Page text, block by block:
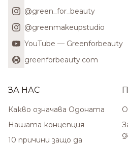
@green_for_beauty
@greenmakeupstudio
YouTube — Greenforbeauty
greenforbeauty.com
ЗА НАС
Какво означава Одоната
Нашата концепция
10 причини защо да